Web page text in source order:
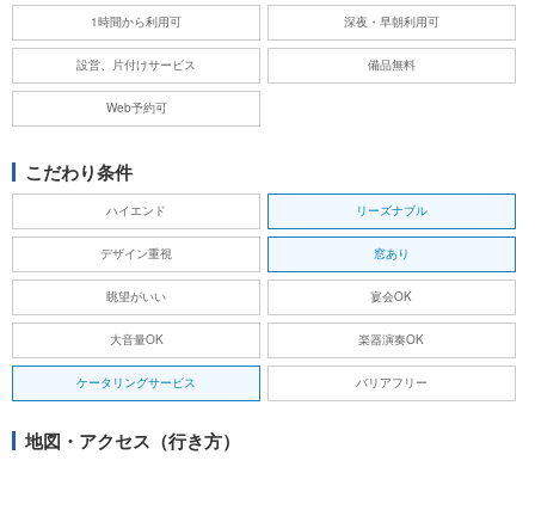
1時間から利用可 深夜・早朝利用可
設営、片付けサービス 備品無料
Web予約可
こだわり条件
ハイエンド リーズナブル
デザイン重視 窓あり
眺望がいい 宴会OK
大音量OK 楽器演奏OK
ケータリングサービス バリアフリー
地図・アクセス（行き方）